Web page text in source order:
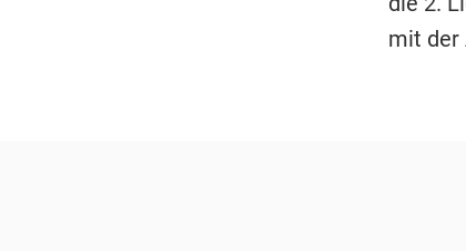
mit der